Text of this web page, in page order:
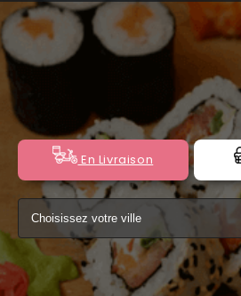
ACCUEIL
VOTRE COMPTE
NOTRE RESTAURANT
VOS AVIS
MENTIONS LÉGALES
C.G.V
En Livraison